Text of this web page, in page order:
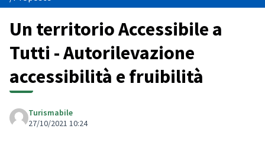
Un territorio Accessibile a
Tutti - Autorilevazione
accessibilità e fruibilità
Turismabile
27/10/2021 10:24